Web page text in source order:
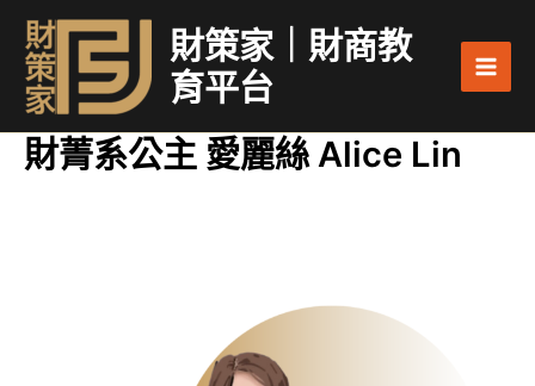
內
財策家｜財商教
育平台
財菁系公主 愛麗絲 Alice Lin